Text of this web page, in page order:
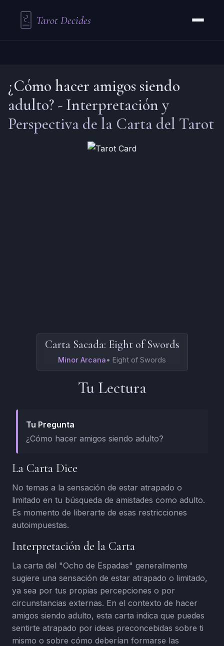
Tarot Decides
¿Cómo hacer amigos siendo
adulto? - Interpretación y
Perspectiva de la Carta del Tarot
Carta Sacada: Eight of Swords
Minor Arcana• Eight of Swords
Tu Lectura
Tu Pregunta
¿Cómo hacer amigos siendo adulto?
La Carta Dice
No temas a la sensación de estar atrapado o
limitado en tu búsqueda de amistades como adulto.
Es momento de liberarte de esas restricciones
autoimpuestas.
Interpretación de la Carta
La carta del "Ocho de Espadas" generalmente
sugiere una sensación de estar atrapado o limitado,
ya sea por tus propias percepciones o por
circunstancias externas. En el contexto de hacer
amigos siendo adulto, esta carta indica que puedes
sentirte atrapado por ideas preconcebidas sobre ti
mismo o sobre cómo deberían formarse las